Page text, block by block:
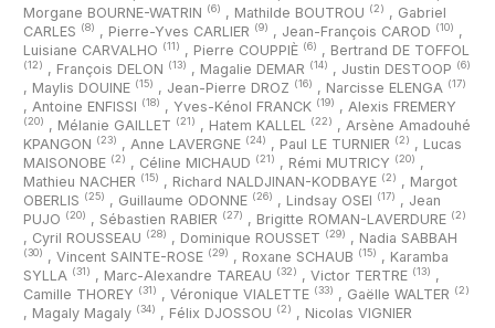
Morgane BOURNE-WATRIN (6) , Mathilde BOUTROU (2) , Gabriel
CARLES (8) , Pierre-Yves CARLIER (9) , Jean-François CAROD (10) ,
Luisiane CARVALHO (11) , Pierre COUPPIÈ (6) , Bertrand DE TOFFOL
(12) , François DELON (13) , Magalie DEMAR (14) , Justin DESTOOP (6)
, Maylis DOUINE (15) , Jean-Pierre DROZ (16) , Narcisse ELENGA (17)
, Antoine ENFISSI (18) , Yves-Kénol FRANCK (19) , Alexis FREMERY
(20) , Mélanie GAILLET (21) , Hatem KALLEL (22) , Arsène Amadouhé
KPANGON (23) , Anne LAVERGNE (24) , Paul LE TURNIER (2) , Lucas
MAISONOBE (2) , Céline MICHAUD (21) , Rémi MUTRICY (20) ,
Mathieu NACHER (15) , Richard NALDJINAN-KODBAYE (2) , Margot
OBERLIS (25) , Guillaume ODONNE (26) , Lindsay OSEI (17) , Jean
PUJO (20) , Sébastien RABIER (27) , Brigitte ROMAN-LAVERDURE (2)
, Cyril ROUSSEAU (28) , Dominique ROUSSET (29) , Nadia SABBAH
(30) , Vincent SAINTE-ROSE (29) , Roxane SCHAUB (15) , Karamba
SYLLA (31) , Marc-Alexandre TAREAU (32) , Victor TERTRE (13) ,
Camille THOREY (31) , Véronique VIALETTE (33) , Gaëlle WALTER (2)
, Magaly Magaly (34) , Félix DJOSSOU (2) , Nicolas VIGNIER